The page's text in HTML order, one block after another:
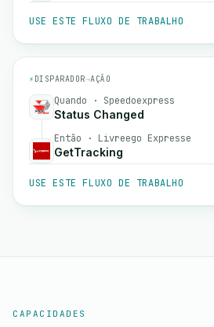
USE ESTE FLUXO DE TRABALHO
⚡ DISPARADOR→AÇÃO
Quando · Speedoexpress
Status Changed
Então · Livreego Expresse
GetTracking
USE ESTE FLUXO DE TRABALHO
CAPACIDADES